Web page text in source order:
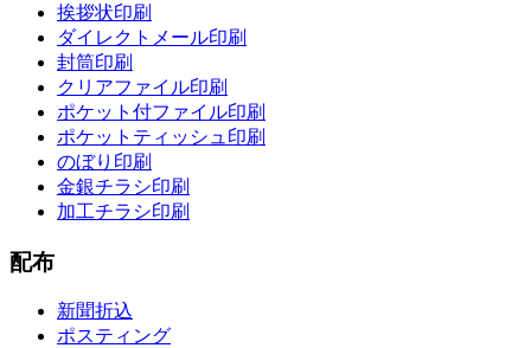
挨拶状印刷
ダイレクトメール印刷
封筒印刷
クリアファイル印刷
ポケット付ファイル印刷
ポケットティッシュ印刷
のぼり印刷
金銀チラシ印刷
加工チラシ印刷
配布
新聞折込
ポスティング